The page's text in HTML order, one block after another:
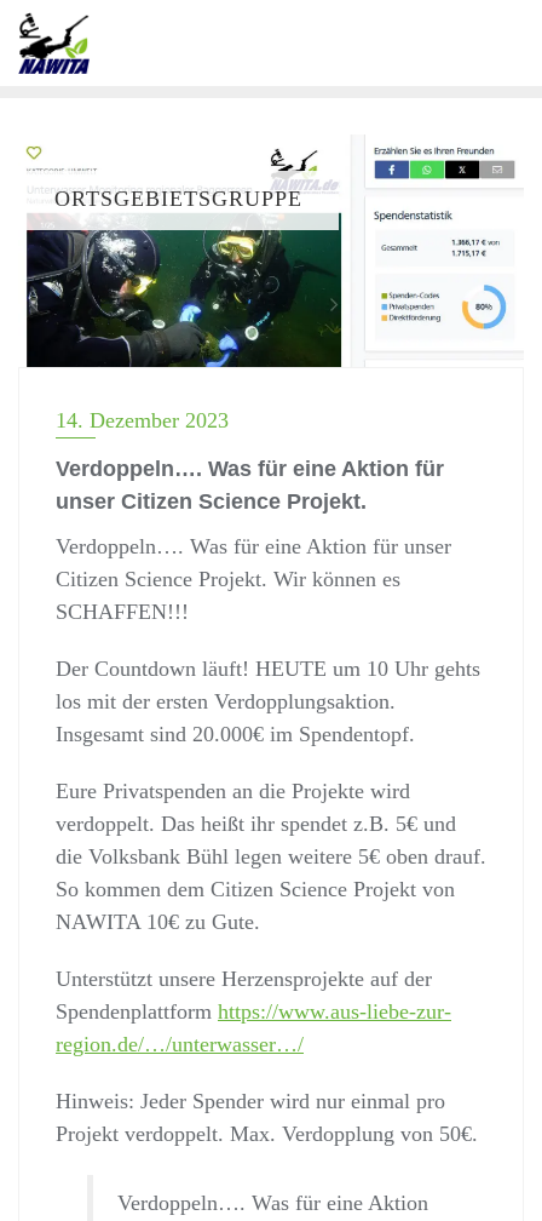
ORTSGEBIETSGRUPPE
14. Dezember 2023
Verdoppeln…. Was für eine Aktion für
unser Citizen Science Projekt.
Verdoppeln…. Was für eine Aktion für unser
Citizen Science Projekt. Wir können es
SCHAFFEN!!!
Der Countdown läuft! HEUTE um 10 Uhr gehts
los mit der ersten Verdopplungsaktion.
Insgesamt sind 20.000€ im Spendentopf.
Eure Privatspenden an die Projekte wird
verdoppelt. Das heißt ihr spendet z.B. 5€ und
die Volksbank Bühl legen weitere 5€ oben drauf.
So kommen dem Citizen Science Projekt von
NAWITA 10€ zu Gute.
Unterstützt unsere Herzensprojekte auf der
Spendenplattform https://www.aus-liebe-zur-
region.de/…/unterwasser…/
Hinweis: Jeder Spender wird nur einmal pro
Projekt verdoppelt. Max. Verdopplung von 50€.
Verdoppeln…. Was für eine Aktion